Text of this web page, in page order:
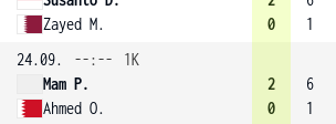
Zayed M.
0
1
24.09.
--:--
1K
Mam P.
Ahmed O.
2
0
6
1